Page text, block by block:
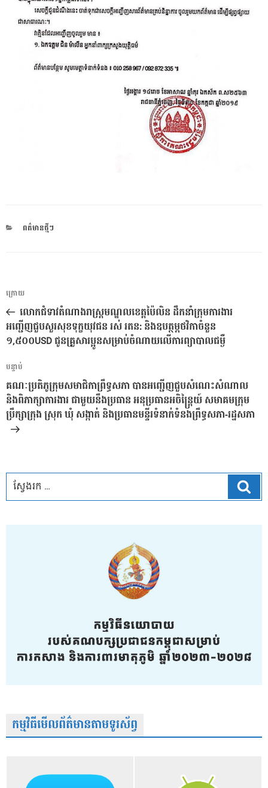
CATEGORIES
ពត៌មានថ្មីៗ
ការ​
នាំទិស​
ប្រកាស
អត្ថបទ
មុន
ក្រោយ
លោកជំទាវតំណាងរាស្រ្តមណ្ឌលខេត្តប៉ៃលិន ដឹកនាំក្រុមការងារ
អញ្ជើញជួបសួរសុខទុក្ខយុវជន រស់ រតន: និងឧបត្ថម្ភថវិកាចំនួន
១,៥០០USD ជូនគ្រួសារប្អូនសម្រាប់ចំណាយលើការព្យាបាលជម្ងឺ
អត្ថបទ
បន្ទាប់
បន្ទាប់
គណៈប្រតិភូក្រុមសមាជិកាព្រឹទ្ធសភា បានអញ្ជើញជួបសំណេះសំណាល
និងពិភាក្សាការងារ ជាមួយនឹងប្រធាន អនុប្រធានអចិន្ត្រៃយ៍ សមាគមក្រុម
ប្រឹក្សាក្រុង ស្រុក ឃុំ សង្កាត់ និងប្រធានមន្ទីរទំនាក់ទំនងព្រឹទ្ធសភា-រដ្ឋសភា
កម្មវិធីមើលព័ត៌មានតាមទូរស័ព្វ